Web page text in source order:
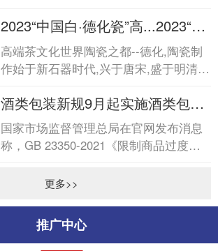
创新发展论坛&rdq...
2023“中国白·德化瓷”高...2023“中
国白·德化瓷”高...
高端茶文化世界陶瓷之都--德化,陶瓷制
作始于新石器时代,兴于唐宋,盛于明清,
以“白”见...
酒类包装新规9月起实施酒类包装
新规9月起实施
国家市场监督管理总局在官网发布消息
称，GB 23350-2021《限制商品过度包
将于2023年9月起实施。新...
更多>>
推广中心